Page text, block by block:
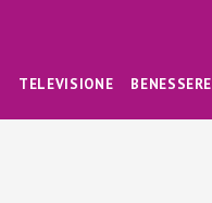
TELEVISIONE BENESSERE